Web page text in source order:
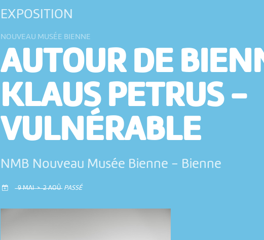
9 MAI > 2 AOÛ PASSÉ
EXPOSITION
NOUVEAU MUSÉE BIENNE
AUTOUR DE
KLAUS PETRUS -
VULNÉRABLE
NMB Nouveau Musée Bienne - Bienne